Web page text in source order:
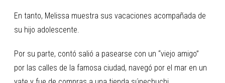
En tanto, Melissa muestra sus vacaciones acompañada de
su hijo adolescente.
Por su parte, contó salió a pasearse con un “viejo amigo”
por las calles de la famosa ciudad, navegó por el mar en un